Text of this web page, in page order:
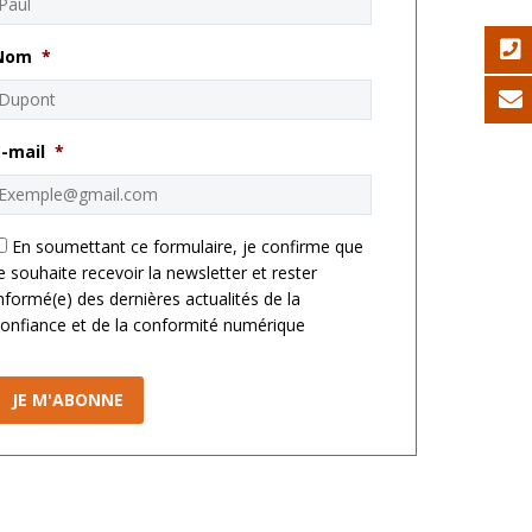
*
mail *
* En soumettant ce formulaire, je confirme que
souhaite recevoir la newsletter et rester
des dernières actualités de la
et de la conformité numérique